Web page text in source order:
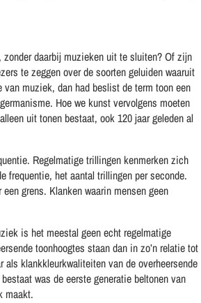
daarbij muzieken uit te sluiten? Of zijn
te zeggen over de soorten geluiden waaruit
muziek, dan had beslist de term toon een
Hoe we kunst vervolgens moeten
uit tonen bestaat, ook 120 jaar geleden al
Regelmatige trillingen kenmerken zich
frequentie, het aantal trillingen per seconde.
grens. Klanken waarin mensen geen
is het meestal geen echt regelmatige
toonhoogtes staan dan in zo’n relatie tot
klankkleurkwaliteiten van de overheersende
was de eerste generatie beltonen van
maakt.